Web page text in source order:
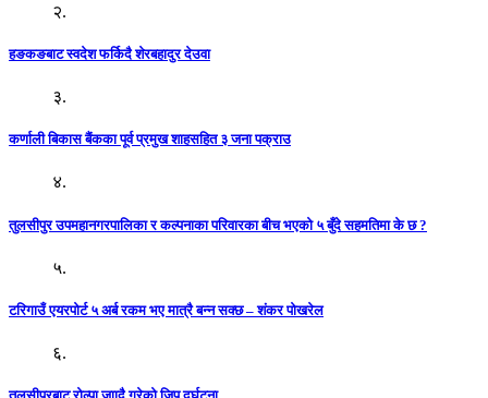
२.
हङकङबाट स्वदेश फर्किदै शेरबहादुर देउवा
३.
कर्णाली बिकास बैंकका पूर्व प्रमुख शाहसहित ३ जना पक्राउ
४.
तुलसीपुर उपमहानगरपालिका र कल्पनाका परिवारका बीच भएको ५ बुँदे सहमतिमा के छ ?
५.
टरिगाउँ एयरपोर्ट ५ अर्ब रकम भए मात्रै बन्न सक्छ – शंकर पोखरेल
६.